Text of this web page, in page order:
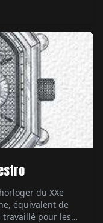
du XXe
équivalent de
pour les